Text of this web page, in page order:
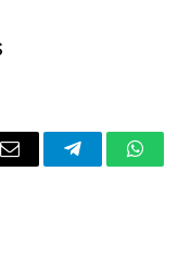
Email Telegram